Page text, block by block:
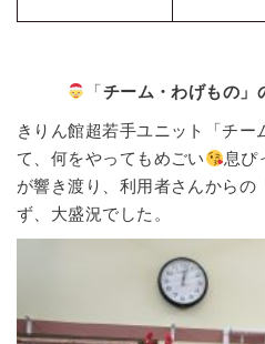
「チーム・わげもの」
きりん館超若手ユニット「チー
て、何をやってもめごい
息ぴ
が響き渡り、利用者さんからの
ず、大盛況でした。